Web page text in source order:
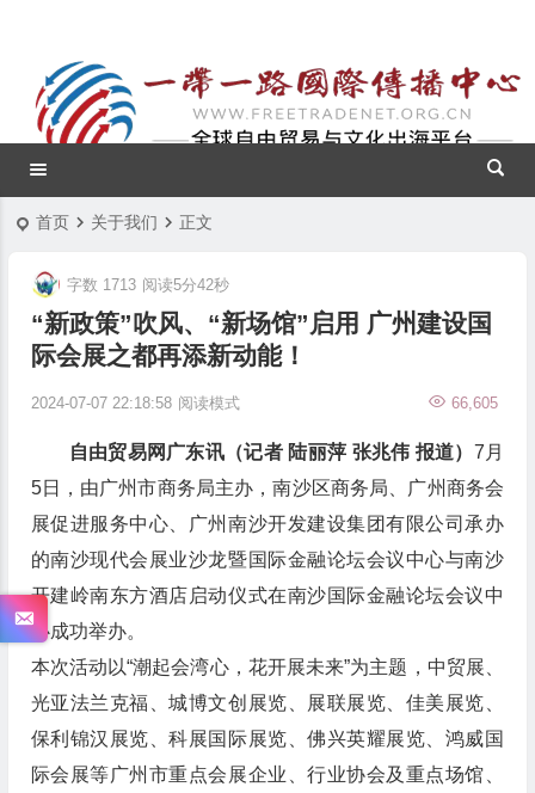
首页 关于我们 正文
“新政策”吹风、“新场馆”启用 广州建设国
际会展之都再添新动能！
2024-07-07 22:18:58 66,605
字数 1713 阅读5分42秒
阅读模式
自由贸易网广东讯（记者 陆丽萍 张兆伟 报道） 7月
5日，由广州市商务局主办，南沙区商务局、广州商务会
展促进服务中心、广州南沙开发建设集团有限公司承办
的南沙现代会展业沙龙暨国际金融论坛会议中心与南沙
开建岭南东方酒店启动仪式在南沙国际金融论坛会议中
心成功举办。
本次活动以“潮起会湾心，花开展未来”为主题，中贸展、
光亚法兰克福、城博文创展览、展联展览、佳美展览、
保利锦汉展览、科展国际展览、佛兴英耀展览、鸿威国
际会展等广州市重点会展企业、行业协会及重点场馆、